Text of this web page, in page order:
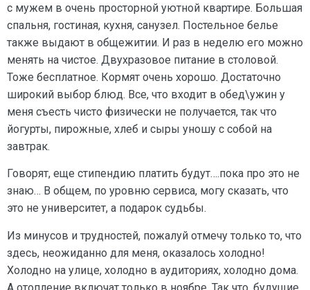
с мужем в очень просторной уютной квартире. Большая
спальня, гостиная, кухня, санузел. Постельное белье
также выдают в общежитии. И раз в неделю его можно
менять на чистое. Двухразовое питание в столовой.
Тоже бесплатное. Кормят очень хорошо. Достаточно
широкий выбор блюд. Все, что входит в обед\ужин у
меня съесть чисто физически не получается, так что
йогурты, пирожные, хлеб и сыры уношу с собой на
завтрак.
Говорят, еще стипендию платить будут….пока про это не
знаю… В общем, по уровню сервиса, могу сказать, что
это не университет, а подарок судьбы.
Из минусов и трудностей, пожалуй отмечу только то, что
здесь, неожиданно для меня, оказалось холодно!
Холодно на улице, холодно в аудиториях, холодно дома.
А отопление включат только в ноябре. Так что, будущие